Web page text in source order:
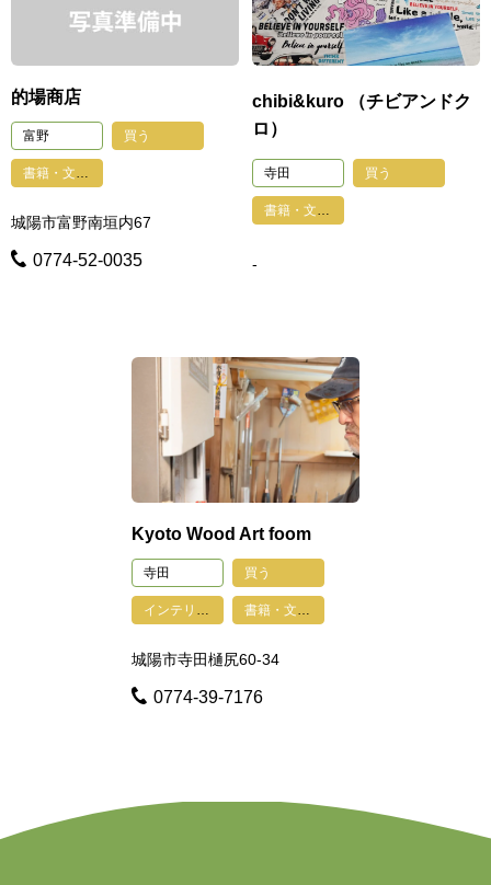
的場商店
富野 買う
城陽市富野南垣内67
0774-52-0035
chibi&kuro （チビアンドク
ロ）
寺田 買う
-
Kyoto Wood Art foom
寺田 買う
インテリア・家具・電化製品・仏具 書籍・文具・雑貨・おもちゃ・手芸
城陽市寺田樋尻60-34
0774-39-7176